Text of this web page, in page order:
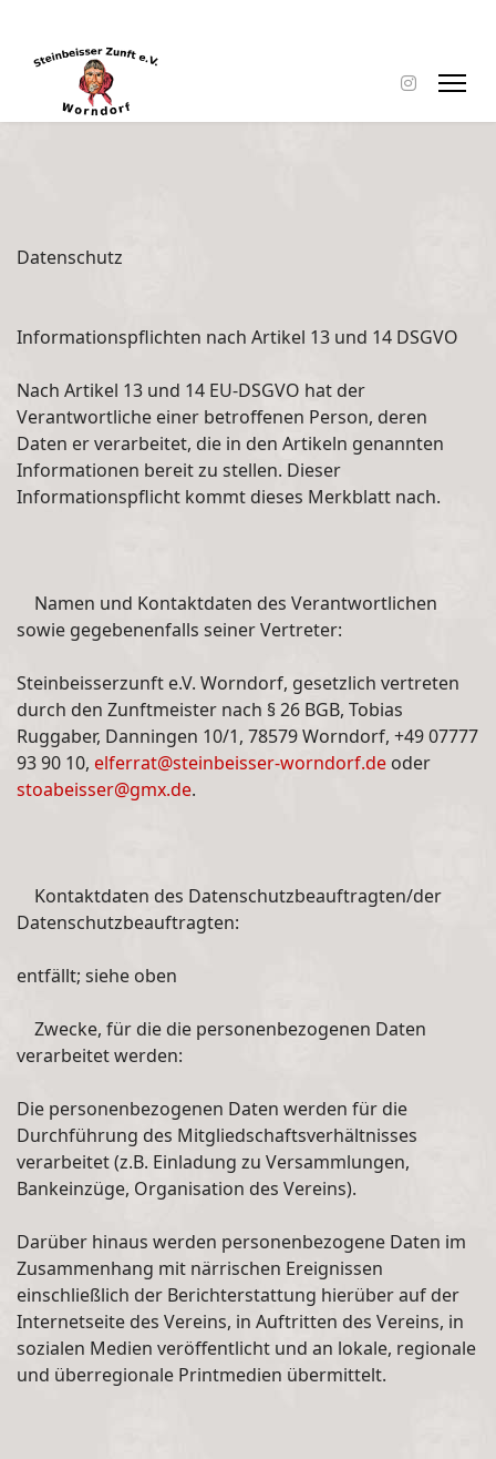
Datenschutz
Informationspflichten nach Artikel 13 und 14 DSGVO
Nach Artikel 13 und 14 EU-DSGVO hat der
Verantwortliche einer betroffenen Person, deren
Daten er verarbeitet, die in den Artikeln genannten
Informationen bereit zu stellen. Dieser
Informationspflicht kommt dieses Merkblatt nach.
Namen und Kontaktdaten des Verantwortlichen
sowie gegebenenfalls seiner Vertreter:
Steinbeisserzunft e.V. Worndorf, gesetzlich vertreten
durch den Zunftmeister nach § 26 BGB, Tobias
Ruggaber, Danningen 10/1, 78579 Worndorf, +49 07777
93 90 10, elferrat@steinbeisser-worndorf.de oder
stoabeisser@gmx.de.
Kontaktdaten des Datenschutzbeauftragten/der
Datenschutzbeauftragten:
entfällt; siehe oben
Zwecke, für die die personenbezogenen Daten
verarbeitet werden:
Die personenbezogenen Daten werden für die
Durchführung des Mitgliedschaftsverhältnisses
verarbeitet (z.B. Einladung zu Versammlungen,
Bankeinzüge, Organisation des Vereins).
Darüber hinaus werden personenbezogene Daten im
Zusammenhang mit närrischen Ereignissen
einschließlich der Berichterstattung hierüber auf der
Internetseite des Vereins, in Auftritten des Vereins, in
sozialen Medien veröffentlicht und an lokale, regionale
und überregionale Printmedien übermittelt.